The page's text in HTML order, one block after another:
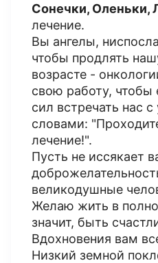
Сонечки, Оленьки,
лечение.
Вы ангелы,
чтобы продлять
возрасте -
свою работу, чтобы
сил встречать нас
словами:
лечение!".
Пусть не иссякает
великодушные
Желаю жить в
значит, быть
Вдохновения вам
Низкий земной